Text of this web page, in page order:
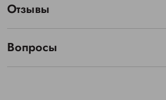
Отзывы
Вопросы